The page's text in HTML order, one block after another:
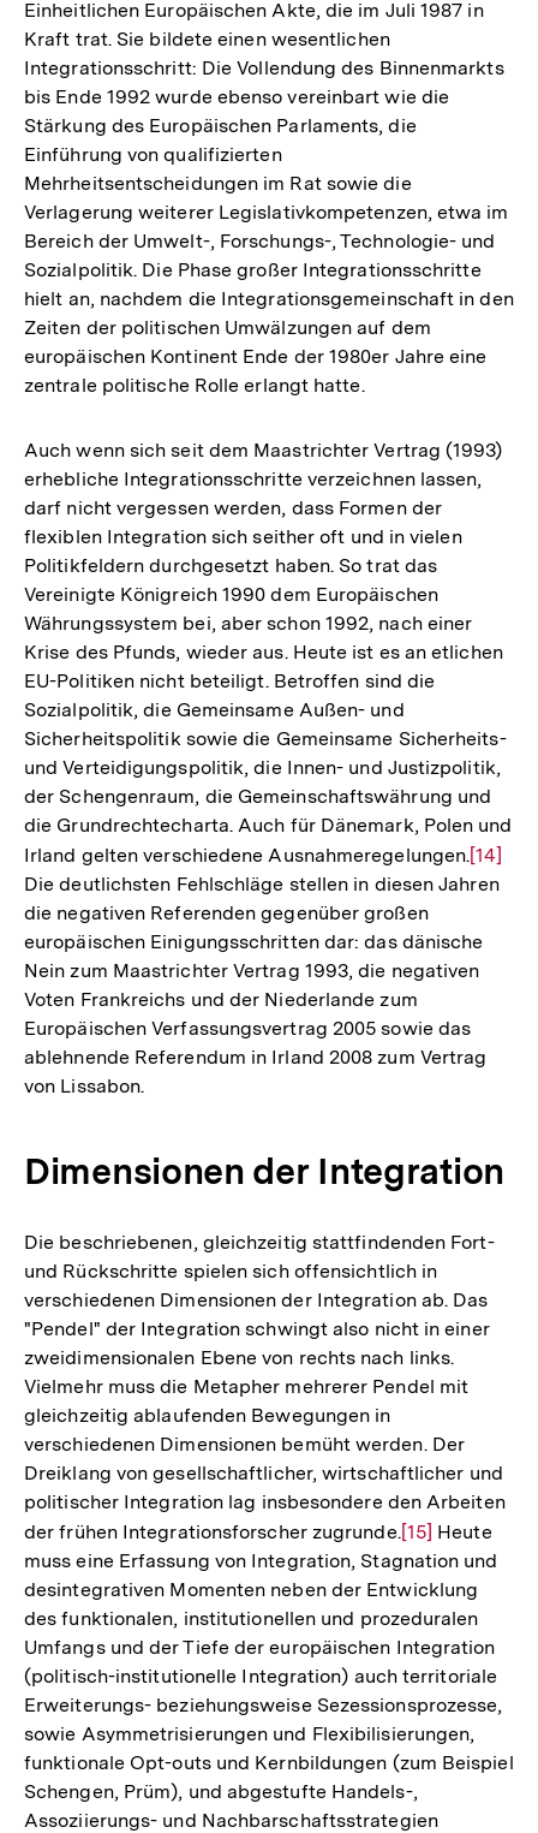
Einheitlichen Europäischen Akte, die im Juli 1987 in
Kraft trat. Sie bildete einen wesentlichen
Integrationsschritt: Die Vollendung des Binnenmarkts
bis Ende 1992 wurde ebenso vereinbart wie die
Stärkung des Europäischen Parlaments, die
Einführung von qualifizierten
Mehrheitsentscheidungen im Rat sowie die
Verlagerung weiterer Legislativkompetenzen, etwa im
Bereich der Umwelt-, Forschungs-, Technologie- und
Sozialpolitik. Die Phase großer Integrationsschritte
hielt an, nachdem die Integrationsgemeinschaft in den
Zeiten der politischen Umwälzungen auf dem
europäischen Kontinent Ende der 1980er Jahre eine
zentrale politische Rolle erlangt hatte.
Auch wenn sich seit dem Maastrichter Vertrag (1993)
erhebliche Integrationsschritte verzeichnen lassen,
darf nicht vergessen werden, dass Formen der
flexiblen Integration sich seither oft und in vielen
Politikfeldern durchgesetzt haben. So trat das
Vereinigte Königreich 1990 dem Europäischen
Währungssystem bei, aber schon 1992, nach einer
Krise des Pfunds, wieder aus. Heute ist es an etlichen
EU-Politiken nicht beteiligt. Betroffen sind die
Sozialpolitik, die Gemeinsame Außen- und
Sicherheitspolitik sowie die Gemeinsame Sicherheits-
und Verteidigungspolitik, die Innen- und Justizpolitik,
der Schengenraum, die Gemeinschaftswährung und
die Grundrechtecharta. Auch für Dänemark, Polen und
Irland gelten verschiedene Ausnahmeregelungen.Zur
[14]
Die deutlichsten Fehlschläge stellen in diesen Jahren
die negativen Referenden gegenüber großen
europäischen Einigungsschritten dar: das dänische
Nein zum Maastrichter Vertrag 1993, die negativen
Voten Frankreichs und der Niederlande zum
Europäischen Verfassungsvertrag 2005 sowie das
ablehnende Referendum in Irland 2008 zum Vertrag
von Lissabon.
Dimensionen der Integration
Die beschriebenen, gleichzeitig stattfindenden Fort-
und Rückschritte spielen sich offensichtlich in
verschiedenen Dimensionen der Integration ab. Das
"Pendel" der Integration schwingt also nicht in einer
zweidimensionalen Ebene von rechts nach links.
Vielmehr muss die Metapher mehrerer Pendel mit
gleichzeitig ablaufenden Bewegungen in
verschiedenen Dimensionen bemüht werden. Der
Dreiklang von gesellschaftlicher, wirtschaftlicher und
politischer Integration lag insbesondere den Arbeiten
der frühen Integrationsforscher zugrunde.Zur
Auflösung
der
Fußnote
[15] Heute
muss eine Erfassung von Integration, Stagnation und
desintegrativen Momenten neben der Entwicklung
des funktionalen, institutionellen und prozeduralen
Umfangs und der Tiefe der europäischen Integration
(politisch-institutionelle Integration) auch territoriale
Erweiterungs- beziehungsweise Sezessionsprozesse,
sowie Asymmetrisierungen und Flexibilisierungen,
funktionale Opt-outs und Kernbildungen (zum Beispiel
Schengen, Prüm), und abgestufte Handels-,
Assoziierungs- und Nachbarschaftsstrategien